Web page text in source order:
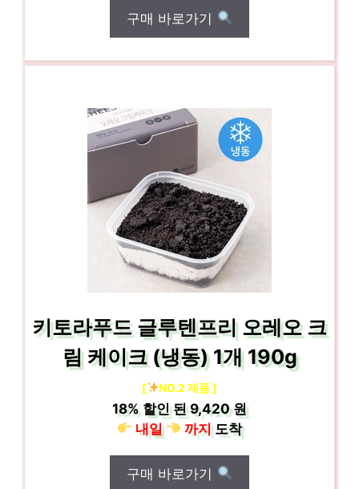
구매 바로가기
키토라푸드 글루텐프리 오레오 크
림 케이크 (냉동) 1개 190g
[ NO.2 제품 ]
18% 할인 된9,420 원
내일
까지도착
구매 바로가기